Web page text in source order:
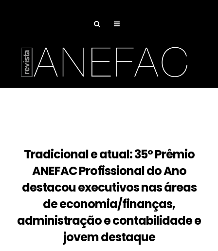
Tradicional e atual: 35º Prêmio
ANEFAC Profissional do Ano
destacou executivos nas áreas
de economia/finanças,
administração e contabilidade e
jovem destaque